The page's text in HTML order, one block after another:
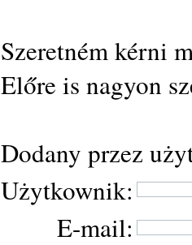
Szeretném kérni
Előre is nagyon
Dodany przez
Użytkownik:
E-mail: